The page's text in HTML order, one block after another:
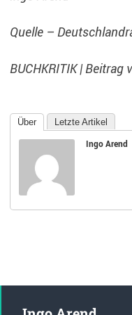
Quelle –
BUCHKRITIK |
Über Letzte Artikel
Ingo Arend